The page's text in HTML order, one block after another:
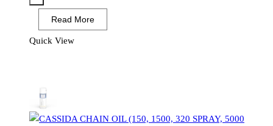
46
mängdRead More
Quick View